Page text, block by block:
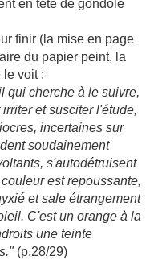
en tête de gondole
finir (la mise en page
du papier peint, la
le voit :
qui cherche à le suivre,
et susciter l'étude,
incertaines sur
soudainement
s'autodétruisent
est repoussante,
et sale étrangement
C'est un orange à la
une teinte
(p.28/29)